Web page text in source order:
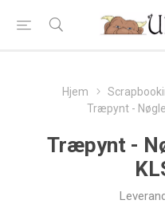
Hjem
Træpynt -
Træpynt -